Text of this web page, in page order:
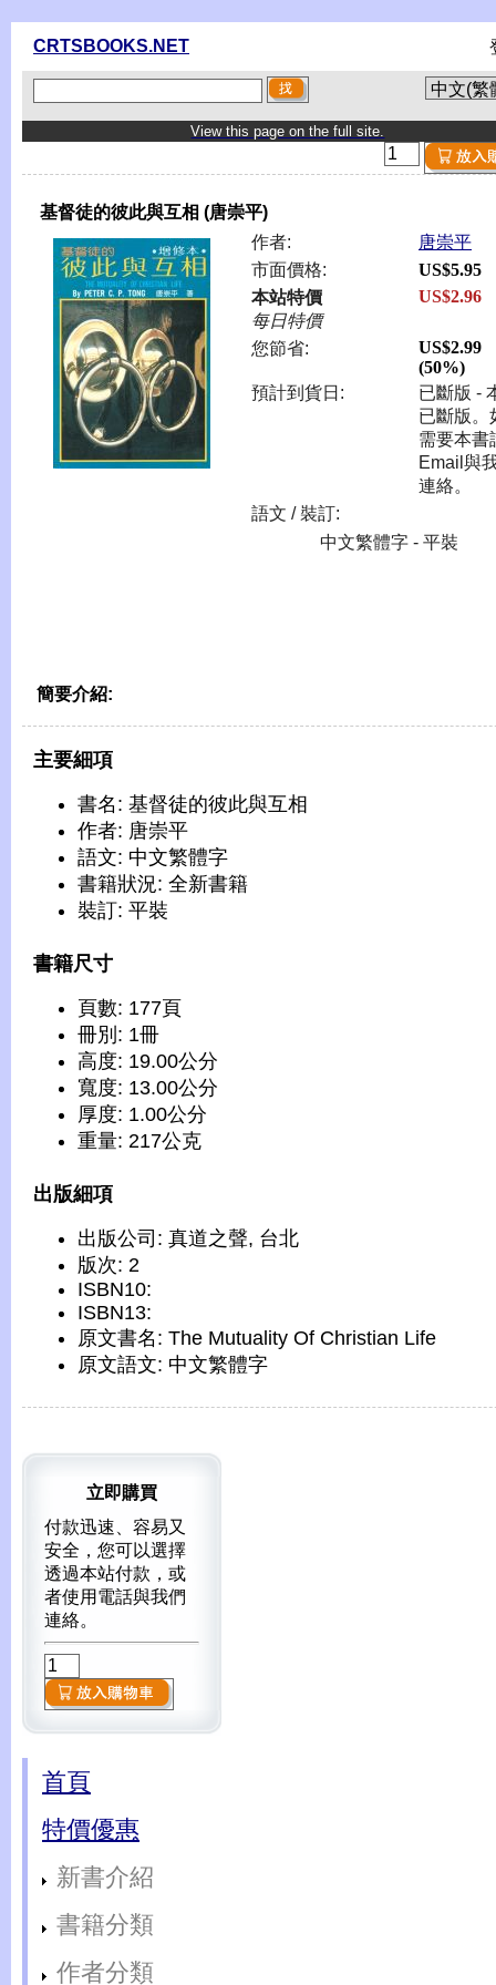
CRTSBOOKS.NET
View this page on the full site.
基督徒的彼此與互相 (唐崇平)
作者:
唐崇平
市面價格:
US$5.95
本站特價
每日特價
US$2.96
您節省:
US$2.99
(50%)
預計到貨日:
已斷版 -
已斷版。
需要本書
Email與
連絡。
語文 / 裝訂:
中文繁體字 - 平裝
簡要介紹:
主要細項
書名: 基督徒的彼此與互相
作者: 唐崇平
語文: 中文繁體字
書籍狀況: 全新書籍
裝訂: 平裝
書籍尺寸
頁數: 177頁
冊別: 1冊
高度: 19.00公分
寬度: 13.00公分
厚度: 1.00公分
重量: 217公克
出版細項
出版公司: 真道之聲, 台北
版次: 2
ISBN10:
ISBN13:
原文書名: The Mutuality Of Christian Life
原文語文: 中文繁體字
立即購買
付款迅速、容易又
安全，您可以選擇
透過本站付款，或
者使用電話與我們
連絡。
首頁
特價優惠
新書介紹
書籍分類
作者分類